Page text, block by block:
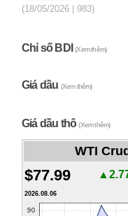
(18/05/2026 | 983)
Chỉ số BDI(Xem thêm)
Giá dầu (Xem thêm)
Giá dầu thô(Xem thêm)
WTI
$77.99
2026.08.06